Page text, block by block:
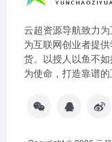
云超资源导航致力
为互联网创业者提
货。以授人以鱼不
为使命，打造靠谱